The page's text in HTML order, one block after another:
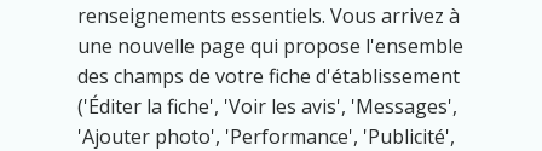
renseignements essentiels. Vous arrivez à
une nouvelle page qui propose l'ensemble
des champs de votre fiche d'établissement
('Éditer la fiche', 'Voir les avis', 'Messages',
'Ajouter photo', 'Performance', 'Publicité',